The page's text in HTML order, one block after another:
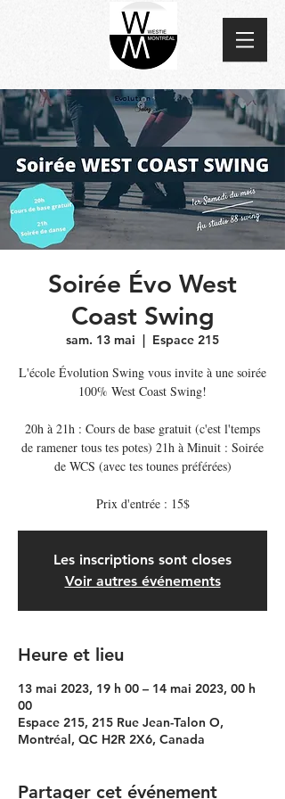
Soirée Évo West
Coast Swing
sam. 13 mai
  |
Espace 215
L'école Évolution Swing vous invite à une soirée
100% West Coast Swing!
20h à 21h : Cours de base gratuit (c'est l'temps
de ramener tous tes potes) 21h à Minuit : Soirée
de WCS (avec tes tounes préférées)
Prix d'entrée : 15$
Les inscriptions sont closes
Voir autres événements
Heure et lieu
13 mai 2023, 19 h 00 – 14 mai 2023, 00 h
00
Espace 215, 215 Rue Jean-Talon O,
Montréal, QC H2R 2X6, Canada
Partager cet événement